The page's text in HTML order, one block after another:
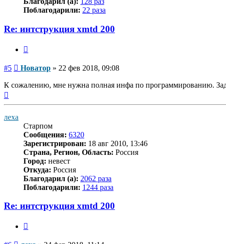
Поблагодарили: 22 раза
Re: интструкция xmtd 200
#5 Сообщение
Новатор » 22 фев 2018, 09:08
К сожалению, мне нужна полная инфа по программированию.
леха
Старпом
Сообщения: 6320
Зарегистрирован: 18 авг 2010, 13:46
Страна, Регион, Область: Россия
Город: невест
Откуда: Россия
Благодарил (а): 2062 раза
Поблагодарили: 1244 раза
Re: интструкция xmtd 200